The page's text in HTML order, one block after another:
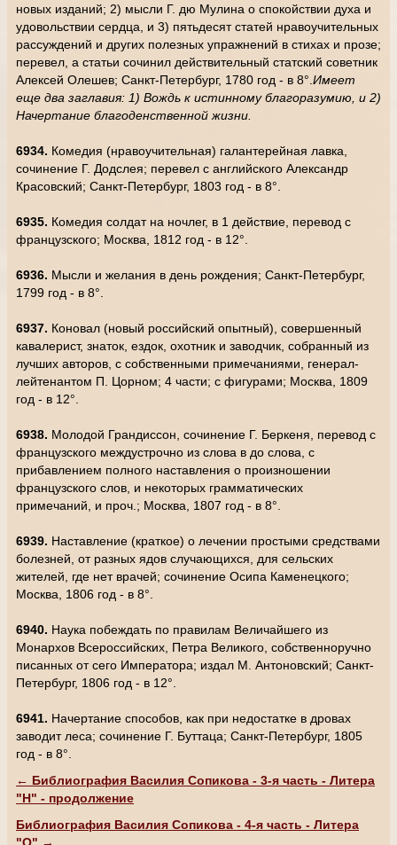
новых изданий; 2) мысли Г. дю Мулина о спокойствии духа и
удовольствии сердца, и 3) пятьдесят статей нравоучительных
рассуждений и других полезных упражнений в стихах и прозе;
перевел, а статьи сочинил действительный статский советник
Алексей Олешев; Санкт-Петербург, 1780 год - в 8°. Имеет
еще два заглавия: 1) Вождь к истинному благоразумию, и 2)
Начертание благоденственной жизни.
6934. Комедия (нравоучительная) галантерейная лавка,
сочинение Г. Додслея; перевел с английского Александр
Красовский; Санкт-Петербург, 1803 год - в 8°.
6935. Комедия солдат на ночлег, в 1 действие, перевод с
французского; Москва, 1812 год - в 12°.
6936. Мысли и желания в день рождения; Санкт-Петербург,
1799 год - в 8°.
6937. Коновал (новый российский опытный), совершенный
кавалерист, знаток, ездок, охотник и заводчик, собранный из
лучших авторов, с собственными примечаниями, генерал-
лейтенантом П. Цорном; 4 части; с фигурами; Москва, 1809
год - в 12°.
6938. Молодой Грандиссон, сочинение Г. Беркеня, перевод с
французского междустрочно из слова в до слова, с
прибавлением полного наставления о произношении
французского слов, и некоторых грамматических
примечаний, и проч.; Москва, 1807 год - в 8°.
6939. Наставление (краткое) о лечении простыми средствами
болезней, от разных ядов случающихся, для сельских
жителей, где нет врачей; сочинение Осипа Каменецкого;
Москва, 1806 год - в 8°.
6940. Наука побеждать по правилам Величайшего из
Монархов Всероссийских, Петра Великого, собственноручно
писанных от сего Императора; издал М. Антоновский; Санкт-
Петербург, 1806 год - в 12°.
6941. Начертание способов, как при недостатке в дровах
заводит леса; сочинение Г. Буттаца; Санкт-Петербург, 1805
год - в 8°.
← Библиография Василия Сопикова - 3-я часть - Литера
"Н" - продолжение
Библиография Василия Сопикова - 4-я часть - Литера